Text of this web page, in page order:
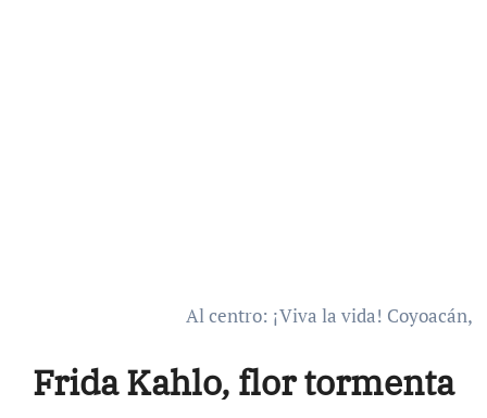
Al centro: ¡Viva la vida! Coyoacán,
Frida Kahlo, flor tormenta